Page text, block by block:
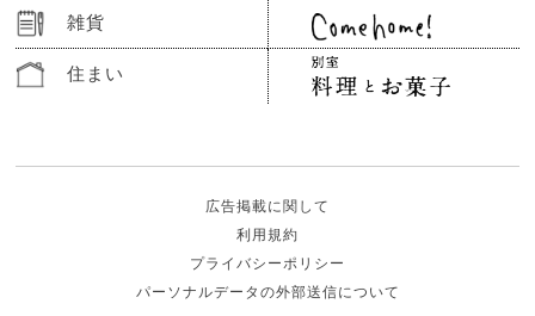
雑貨
住まい
広告掲載に関して
利用規約
プライバシーポリシー
パーソナルデータの外部送信について